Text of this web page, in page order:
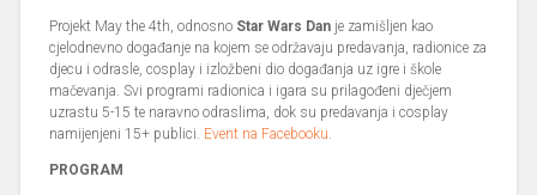
Projekt May the 4th, odnosno Star Wars Dan je zamišljen kao
cjelodnevno događanje na kojem se održavaju predavanja, radionice za
djecu i odrasle, cosplay i izložbeni dio događanja uz igre i škole
mačevanja. Svi programi radionica i igara su prilagođeni dječjem
uzrastu 5-15 te naravno odraslima, dok su predavanja i cosplay
namijenjeni 15+ publici. Event na Facebooku
PROGRAM